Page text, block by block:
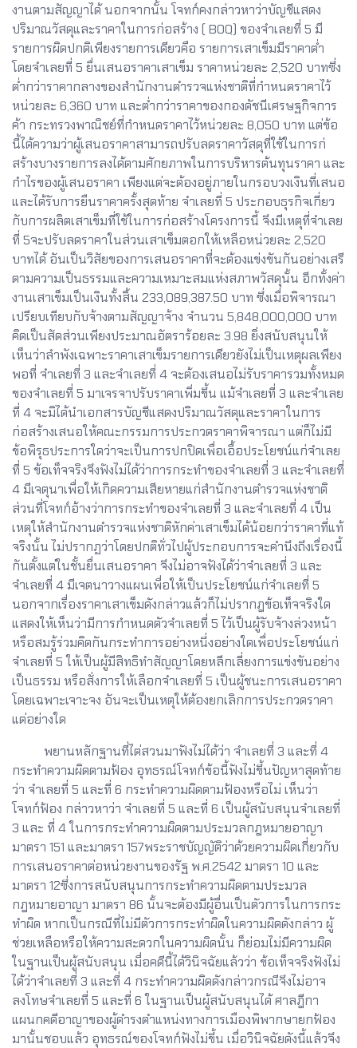
งานตามสัญญาได้ นอกจากนั้น โจทก์คงกล่าวหาว่าบัญชีแสดง
ปริมาณวัสดุและราคาในการก่อสร้าง ( BOQ) ของจำเลยที่ 5 มี
รายการผิดปกติเพียงรายการเดียวคือ รายการเสาเข็มมีราคาต่ำ
โดยจำเลยที่ 5 ยื่นเสนอราคาเสาเข็ม ราคาหน่วยละ 2,520 บาทซึ่ง
ต่ำกว่าราคากลางของสำนักงานตำรวจแห่งชาติที่กำหนดราคาไว้
หน่วยละ 6,360 บาท และต่ำกว่าราคาของกองดัชนีเศรษฐกิจการ
ค้า กระทรวงพาณิชย์ที่กำหนดราคาไว้หน่วยละ 8,050 บาท แต่ข้อ
นี้ได้ความว่าผู้เสนอราคาสามารถปรับลดราคาวัสดุที่ใช้ในการก่
สร้างบางรายการลงได้ตามศักยภาพในการบริหารต้นทุนราคา และ
กำไรของผู้เสนอราคา เพียงแต่จะต้องอยู่ภายในกรอบวงเงินที่เสนอ
และได้รับการยืนราคาครั้งสุดท้าย จำเลยที่ 5 ประกอบธุรกิจเกี่ยว
กับการผลิตเสาเข็มที่ใช้ในการก่อสร้างโครงการนี้ จึงมีเหตุที่จำเลย
ที่ 5จะปรับลดราคาในส่วนเสาเข็มตอกให้เหลือหน่วยละ 2,520
บาทได้ อันเป็นวิสัยของการเสนอราคาที่จะต้องแข่งขันกันอย่างเสรี
ตามความเป็นธรรมและความเหมาะสมแห่งสภาพวัสดุนั้น อีกทั้งค่า
งานเสาเข็มเป็นเงินทั้งสิ้น 233,089,387.50 บาท ซึ่งเมื่อพิจารณา
เปรียบเทียบกับจ้างตามสัญญาจ้าง จำนวน 5,848,000,000 บาท
คิดเป็นสัดส่วนเพียงประมาณอัตราร้อยละ 3.98 ยิ่งสนับสนุนให้
เห็นว่าลำพังเฉพาะราคาเสาเข็มรายการเดียวยังไม่เป็นเหตุผลเพียง
พอที่ จำเลยที่ 3 และจำเลยที่ 4 จะต้องเสนอไม่รับราคารวมทั้งหมด
ของจำเลยที่ 5 มาเจรจาปรับราคาเพิ่มขึ้น แม้จำเลยที่ 3 และจำเลย
ที่ 4 จะมิได้นำเอกสารบัญชีแสดงปริมาณวัสดุและราคาในการ
ก่อสร้างเสนอให้คณะกรรมการประกวดราคาพิจารณา แต่ก็ไม่มี
ข้อพิรุธประการใดว่าจะเป็นการปกปิดเพื่อเอื้อประโยชน์แก่จำเลย
ที่ 5 ข้อเท็จจริงจึงฟังไม่ได้ว่าการกระทำของจำเลยที่ 3 และจำเลยที่
4 มีเจตุนาเพื่อให้เกิดความเสียหายแก่สำนักงานตำรวจแห่งชาติ
ส่วนที่โจทก์อ้างว่าการกระทำของจำเลยที่ 3 และจำเลยที่ 4 เป็น
เหตุให้สำนักงานตำรวจแห่งชาติหักค่าเสาเข็มได้น้อยกว่าราคาที่แท้
จริงนั้น ไม่ปรากฏว่าโดยปกติทั่วไปผู้ประกอบการจะคำนึงถึงเรื่องนี้
กันตั้งแต่ในชั้นยื่นเสนอราคา จึงไม่อาจฟังได้ว่าจำเลยที่ 3 และ
จำเลยที่ 4 มีเจตนาวางแผนเพื่อให้เป็นประโยชน์แก่จำเลยที่ 5
นอกจากเรื่องราคาเสาเข็มดังกล่าวแล้วก็ไม่ปรากฎข้อเท็จจริงใด
แสดงให้เห็นว่ามีการกำหนดตัวจำเลยที่ 5 ไว้เป็นผู้รับจ้างล่วงหน้า
หรือสมรู้ร่วมคิดกันกระทำการอย่างหนึ่งอย่างใดเพื่อประโยชน์แก่
จำเลยที่ 5 ให้เป็นผู้มีสิทธิทำสัญญาโดยหลีกเลี่ยงการแข่งขันอย่าง
เป็นธรรม หรือสั่งการให้เลือกจำเลยที่ 5 เป็นผู้ชนะการเสนอราคา
โดยเฉพาะเจาะจง อันจะเป็นเหตุให้ต้องยกเลิกการประกวดราคา
แต่อย่างใด
พยานหลักฐานที่ไต่สวนมาฟังไม่ได้ว่า จำเลยที่ 3 และที่ 4
กระทำความผิดตามฟ้อง อุทธรณ์โจทก์ข้อนี้ฟังไม่ขึ้นปัญหาสุดท้าย
ว่า จำเลยที่ 5 และที่ 6 กระทำความผิดตามฟ้องหรือไม่ เห็นว่า
โจทก์ฟ้อง กล่าวหาว่า จำเลยที่ 5 และที่ 6 เป็นผู้สนับสนุนจำเลยที่
3 และ ที่ 4 ในการกระทำความผิดตามประมวลกฎหมายอาญา
มาตรา 151 และมาตรา 157พระราชบัญญัติว่าด้วยความผิดเกี่ยวกับ
การเสนอราคาต่อหน่วยงานของรัฐ พ.ศ.2542 มาตรา 10 และ
มาตรา 12ซึ่งการสนับสนุนการกระทำความผิดตามประมวล
กฎหมายอาญา มาตรา 86 นั้นจะต้องมีผู้อื่นเป็นตัวการในการกระ
ทำผิด หากเป็นกรณีที่ไม่มีตัวการกระทำผิดในความผิดดังกล่าว ผู้
ช่วยเหลือหรือให้ความสะดวกในความผิดนั้น ก็ย่อมไม่มีความผิด
ในฐานเป็นผู้สนับสนุน เมื่อคดีนี้ได้วินิจฉัยแล้วว่า ข้อเท็จจริงฟังไม่
ได้ว่าจำเลยที่ 3 และที่ 4 กระทำความผิดดังกล่าวกรณีจึงไม่อาจ
ลงโทษจำเลยที่ 5 และที่ 6 ในฐานเป็นผู้สนับสนุนได้ ศาลฎีกา
แผนกคดีอาญาของผู้ดำรงตำแหน่งทางการเมืองพิพากษายกฟ้อง
มานั้นชอบแล้ว อุทธรณ์ของโจทก์ฟังไม่ขึ้น เมื่อวินิจฉัยดังนี้แล้วจึง